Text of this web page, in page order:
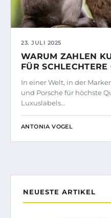
23. JULI 2025
WARUM ZAHLEN
FÜR SCHLECHTERE
In einer Welt, in der
und Porsche für höchste
Luxuslabels…
ANTONIA VOGEL
NEUESTE ARTIKEL